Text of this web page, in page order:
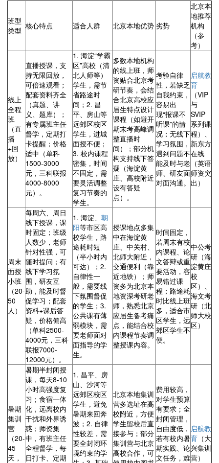
班型
类型 核心特点 适合人群 北京本地优势 劣势
北京本
地推荐
机构
（参
考）
线上
全程
班
（直
播
+回
放）
直播授课，支
持无限回放，
可倍速观看；
配套资料齐全
（真题、讲
义、题库）；
有专属班主任
督学，定期打
卡提醒；价格
适中（单科
1500-3000
元，三科联报
4000-8000
元）。
1. 海淀“学霸
区”高校（清
北人师等）
学生，需节
省路途时
间；2. 昌
平、房山等
远郊区校区
学生，进城
面授不便；
3. 校内课程
密集，时间
不固定，需
要灵活调整
复习节奏的
学生。
多数本地机构
的线上班，师
资贴合北京考
研节奏，会结
合北京高校应
届生特点设计
课程（如避开
期末考高峰调
整直播时
间）；部分机
构支持线下答
疑（海淀黄
庄、高校附近
设有答疑
点）。
考验自律
性，若缺乏
自我约束，
容易出
现“报课不
听课”的情
况；无线下
学习氛围，
遇到问题不
能及时与老
师、研友面
对面沟通。
启航教
育
（VIP
与
SVIP
系列课
程）、
新东方
在线
（英语
师资突
出）
周末
面授
小班
（20-
50
人）
每周六、周日
线下授课，课
时固定；班级
人数少，老师
针对性强，可
随时提问；有
线下学习氛
围，研友互
助，能及时督
促学习；配套
资料+课后答
疑，价格偏高
（单科2500-
4000元，三科
联报7000-
12000元）。
1. 海淀、 朝
阳等市区高
校学生，路
途耗时短
（半小时内
可达）；2.
自律性一
般，需要线
下氛围督促
的学生；3.
公共课有薄
弱模块，需
要老师面对
面指导的学
生。
授课地点多集
中在海淀黄
庄、中关村、
北师大附近，
交通便利（靠
近地铁）；师
资多为北京本
地资深考研老
师，熟悉北京
应届生备考痛
点，能结合校
内课程节奏调
整授课内容。
时间固定，
若周末有校
内课程、论
文答辩或重
要活动，容
易错过课
程；路途耗
时比线上班
多，适合市
区学生，远
郊区学生不
便。
中公考
研（海
淀黄庄
校
区）、
海文考
研（北
师大校
区）
暑期
集训
营
（20-
45
天，
暑期半封闭授
课，每天8-10
小时高强度复
习；食宿一体
化，远离校内
干扰和外界诱
惑；师资集
中，有班主任
全程督学，每
日打卡、定期
1. 昌平、房
山、沙河等
远郊区校区
学生，避免
暑期来回奔
波；2. 自律
性较差，需
要全封闭环
境约束的学
北京本地集训
营多选址在高
校附近，方便
学生留校后直
接参与；部分
集训营与北京
高校合作，可
费用较高，
对学生预算
有要求；全
封闭管理，
自由度低，
若有校内暑
期实践、论
文任务，难
启航教
育 （大
兴集训
营）